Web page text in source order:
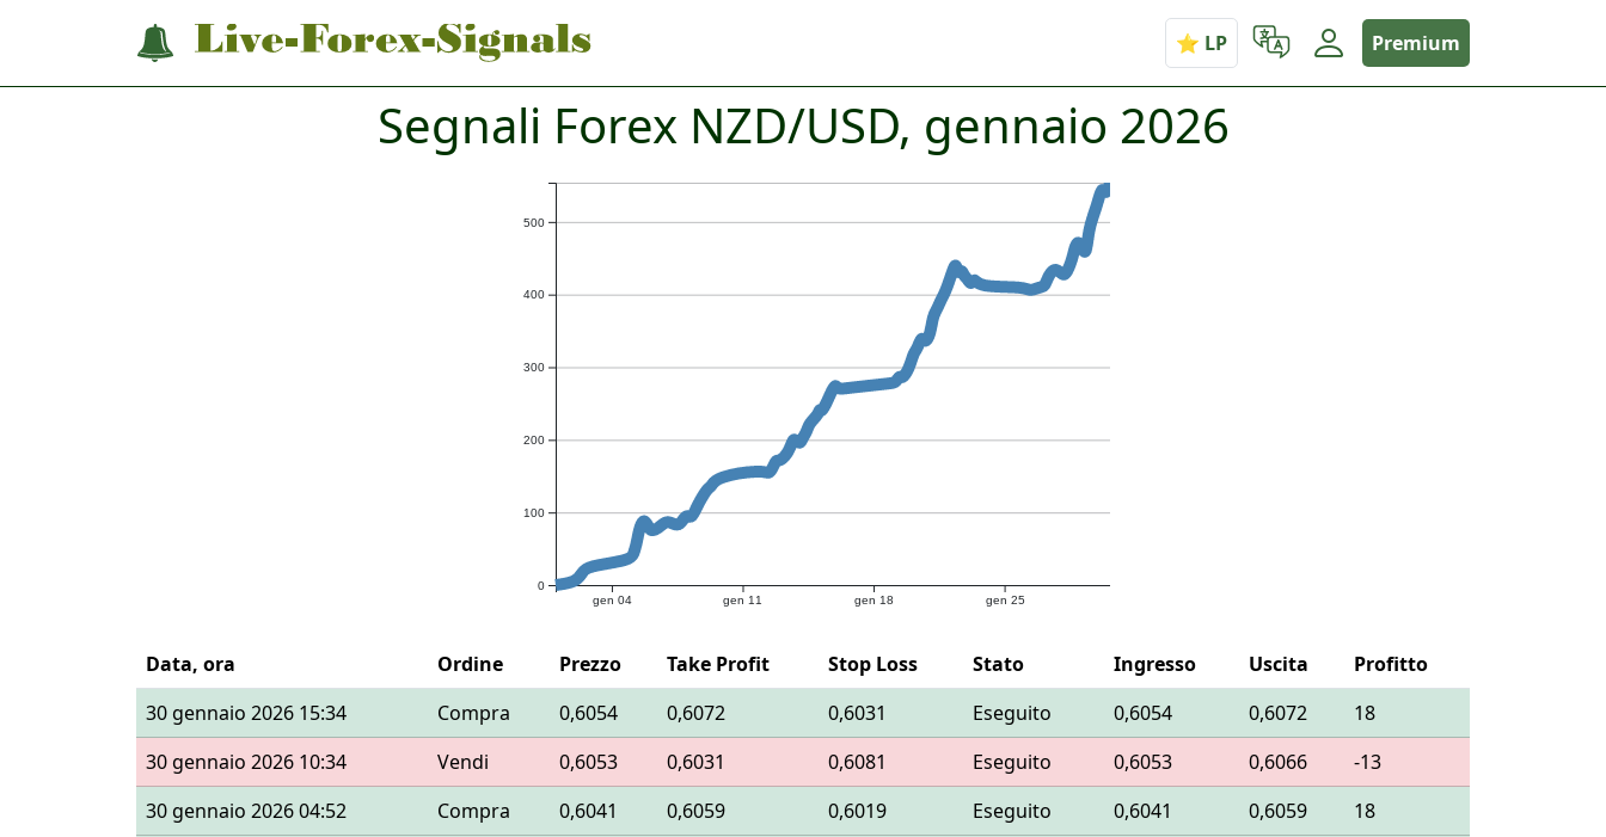
Premium
Segnali Forex NZD/USD, gennaio 2026
gen 04 gen 11 gen 18 gen 25
0
100
200
300
400
500
Data, ora Ordine Prezzo Take Profit Stop Loss Stato Ingresso Uscita
Profitto
30 gennaio 2026 15:34
Compra 0,6054 0,6072 0,6031 Eseguito 0,6054 0,6072
18
30 gennaio 2026 10:34
Vendi 0,6053 0,6031 0,6081 Eseguito 0,6053 0,6066
-13
30 gennaio 2026 04:52
Compra 0,6041 0,6059 0,6019 Eseguito 0,6041 0,6059
18